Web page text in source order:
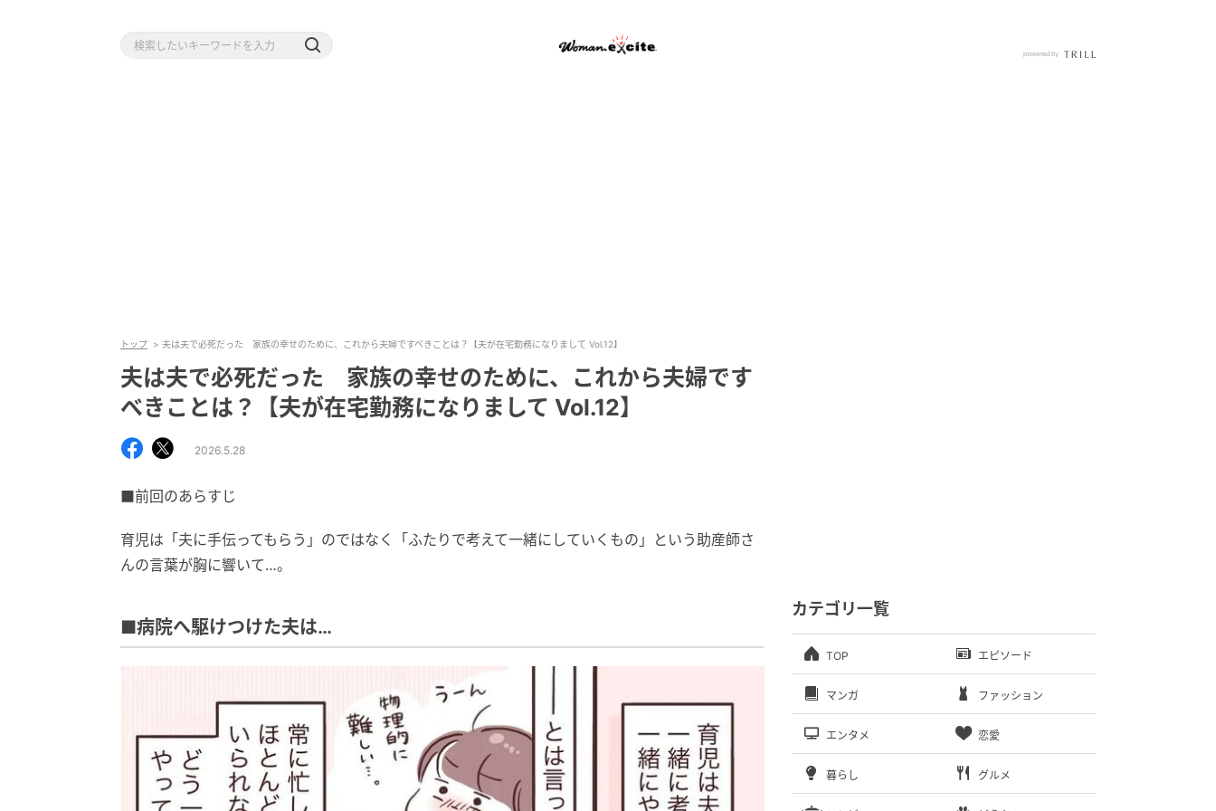
トップ 夫は夫で必死だった 家族の幸せのために、これから夫婦ですべきことは？【夫が在宅勤務になりまして Vol.12】
夫は夫で必死だった 家族の幸せのために、これから夫婦です
べきことは？【夫が在宅勤務になりまして Vol.12】
2026.5.28
■前回のあらすじ
育児は「夫に手伝ってもらう」のではなく「ふたりで考えて一緒にしていくもの」という助産師さ
んの言葉が胸に響いて…。
■病院へ駆けつけた夫は…
カテゴリ一覧
TOP エピソード
マンガ ファッション
エンタメ 恋愛
暮らし グルメ